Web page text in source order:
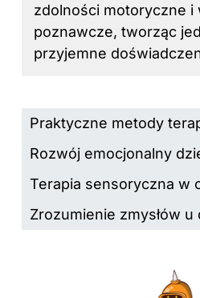
zdolności motoryczne i
poznawcze, tworząc
przyjemne
Praktyczne metody
Rozwój emocjonalny
Terapia sensoryczna w
Zrozumienie zmysłów u